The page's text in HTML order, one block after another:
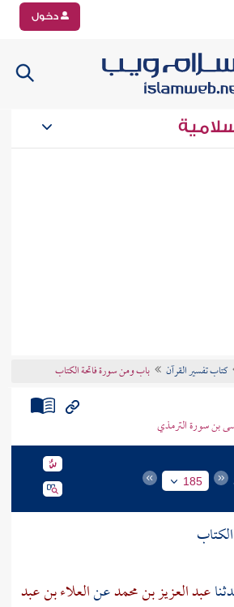
دخول
كتاب تفسير القرآن باب ومن سورة فاتحة الكتاب
بن سورة الترمذي
185
عبد العزيز بن محمدعنالعلاء بن عبد